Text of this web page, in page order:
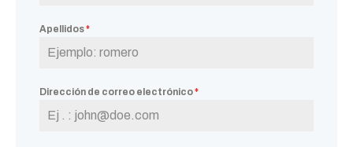
Apellidos*
Dirección de correo electrónico*